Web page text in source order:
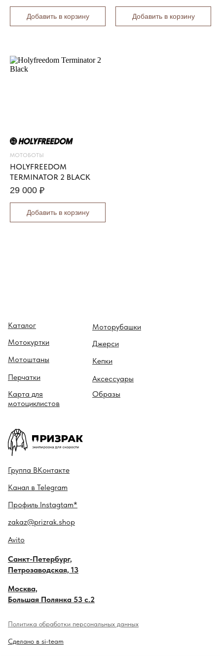
Добавить в корзину Добавить в корзину
МОТОБОТЫ
HOLYFREEDOM
TERMINATOR 2 BLACK
29 000 ₽
Добавить в корзину
G
98 000
Политика обработки персональных данных
Сделано в si-team
Каталог
Мотокуртки
Мотоштаны
Перчатки
Карта для
мотоциклистов
Моторубашки
Образы
Джерси
Кепки
Аксессуары
Канал в Telegram
Профиль Instagtam*
Гру ппа ВКонтакте
zakaz@prizrak.shop
Москва,
Большая Полянка 53 с.2
Санкт-Петербург,
Петрозаводская, 13
Avito